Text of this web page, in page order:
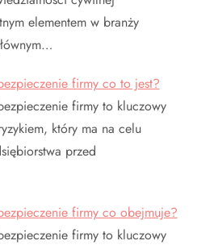
elementem w branży
firmy co to jest?
firmy to kluczowy
który ma na celu
przed
firmy co obejmuje?
firmy to kluczowy